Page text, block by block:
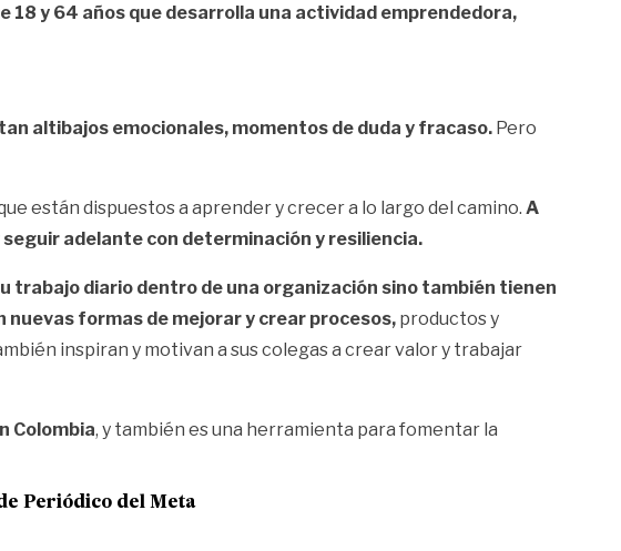
18 y 64 años que desarrolla una actividad emprendedora,
altibajos emocionales, momentos de duda y fracaso. Pero
están dispuestos a aprender y crecer a lo largo del camino. A
adelante con determinación y resiliencia.
trabajo diario dentro de una organización sino también tienen
nuevas formas de mejorar y crear procesos, productos y
inspiran y motivan a sus colegas a crear valor y trabajar
Colombia, y también es una herramienta para fomentar la
Periódico del Meta